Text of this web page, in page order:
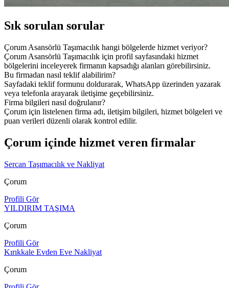
Sık sorulan sorular
Çorum Asansörlü Taşımacılık hangi bölgelerde hizmet veriyor?
Çorum Asansörlü Taşımacılık için profil sayfasındaki hizmet
bölgelerini inceleyerek firmanın kapsadığı alanları görebilirsiniz.
Bu firmadan nasıl teklif alabilirim?
Sayfadaki teklif formunu doldurarak, WhatsApp üzerinden yazarak
veya telefonla arayarak iletişime geçebilirsiniz.
Firma bilgileri nasıl doğrulanır?
Çorum için listelenen firma adı, iletişim bilgileri, hizmet bölgeleri ve
puan verileri düzenli olarak kontrol edilir.
Çorum içinde hizmet veren firmalar
Sercan Taşımacılık ve Nakliyat
Çorum
Profili Gör
YILDIRIM TAŞIMA
Çorum
Profili Gör
Kırıkkale Evden Eve Nakliyat
Çorum